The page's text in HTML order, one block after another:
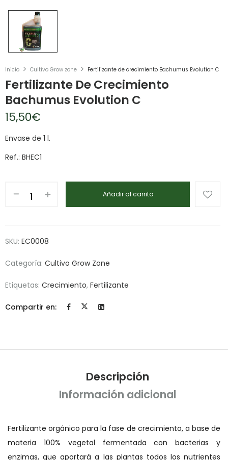
Inicio Cultivo Grow zone Fertilizante de crecimiento Bachumus Evolution C
Fertilizante De Crecimiento
Bachumus Evolution C
15,50€
Envase de 1 l.
Ref.: BHEC1
Añadir al carrito
SKU: EC0008
Categoría: Cultivo Grow Zone
Etiquetas: Crecimiento, Fertilizante
Compartir en:
Descripción
Información adicional
Fertilizante orgánico para la fase de crecimiento, a base de
materia 100% vegetal fermentada con bacterias y
enzimas, que aportará a las plantas todos los nutrientes